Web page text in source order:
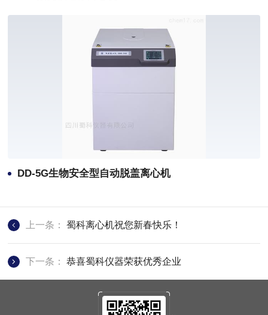
DD-5G生物安全型自动脱盖离心机
上一条：蜀科离心机祝您新春快乐！
下一条：恭喜蜀科仪器荣获优秀企业